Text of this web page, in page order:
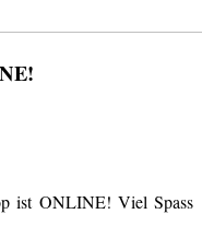
ist ONLINE! Viel Spass